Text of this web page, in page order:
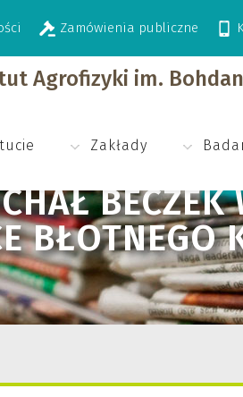
Zamówienia publiczne
Agrofizyki im.
Zakłady
BECZEK
BŁOTNEGO
Beczek w przedszkolu z pokazem